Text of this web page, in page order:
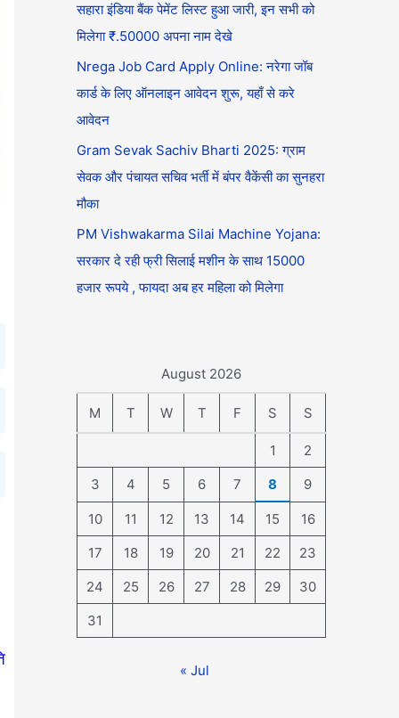
सहारा इंडिया बैंक पेमेंट लिस्ट हुआ जारी, इन सभी को
मिलेगा ₹.50000 अपना नाम देखे
Nrega Job Card Apply Online: नरेगा जॉब
कार्ड के लिए ऑनलाइन आवेदन शुरू, यहाँ से करे
आवेदन
Gram Sevak Sachiv Bharti 2025: ग्राम
सेवक और पंचायत सचिव भर्ती में बंपर वैकेंसी का सुनहरा
मौका
PM Vishwakarma Silai Machine Yojana:
सरकार दे रही फ्री सिलाई मशीन के साथ 15000
हजार रूपये , फायदा अब हर महिला को मिलेगा
August 2026
M T W T F S S
1
2
3
4 5 6 7 8 9
10 11 12 13 14 15
16
17
18 19 20 21 22
23
24
25 26 27 28 29
30
31
« Jul